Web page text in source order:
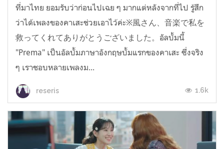
ที่มาไทย ยอมรับว่าก่อนไปเฉย ๆ มากแต่หลังจากที่ไป รู้สึก
ว่าได้เพลงของคาเสะช่วยเอาไว้ค่ะ※風さん、音楽で私を
救ってくれてありがとうございました。อัลบั้มนี้
"Prema" เป็นอัลบั้มภาษาอังกฤษบั้มแรกของคาเสะ ซึ่งจริง
ๆ เราชอบหลายเพลงม...
reseris 1.6k